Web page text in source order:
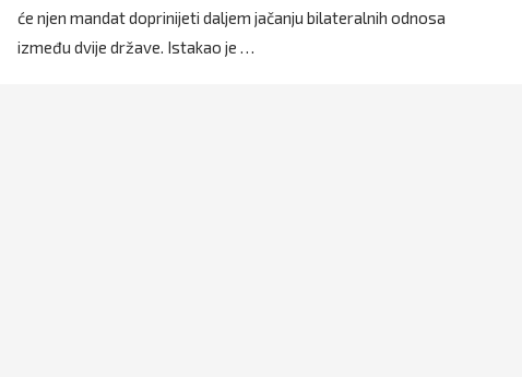
će njen mandat doprinijeti daljem jačanju bilateralnih odnosa
između dvije države. Istakao je …